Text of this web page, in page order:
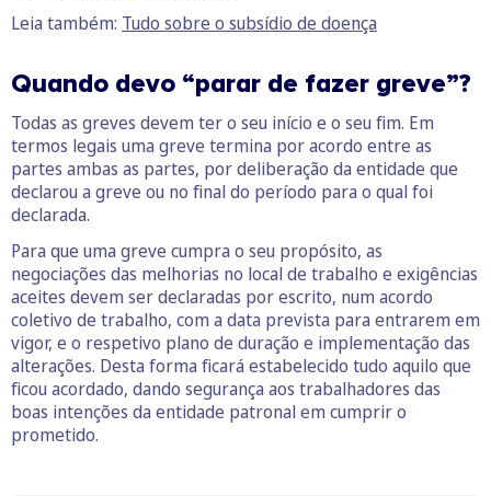
Leia também: Tudo sobre o subsídio de doença
Quando devo “parar de fazer greve”?
Todas as greves devem ter o seu início e o seu fim. Em
termos legais uma greve termina por acordo entre as
partes ambas as partes, por deliberação da entidade que
declarou a greve ou no final do período para o qual foi
declarada.
Para que uma greve cumpra o seu propósito, as
negociações das melhorias no local de trabalho e exigências
aceites devem ser declaradas por escrito, num acordo
coletivo de trabalho, com a data prevista para entrarem em
vigor, e o respetivo plano de duração e implementação das
alterações. Desta forma ficará estabelecido tudo aquilo que
ficou acordado, dando segurança aos trabalhadores das
boas intenções da entidade patronal em cumprir o
prometido.